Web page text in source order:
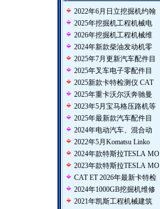
2022年6月日立挖掘机约翰
2025年挖掘机工程机械电
2026年挖掘机工程机械维
2024年新款柴油发动机零
2025年7月更新汽车配件目
2025年叉车电子零配件目
2025新款卡特检测仪 CAT
2025年重卡沃尔沃奔驰曼
2023年5月宝马格压路机等
2025年最新款汽车配件目
2024年电动汽车、混合动
2022年5月Komatsu Linko
2024年款特斯拉TESLA MO
2023年款特斯拉TESLA MO
CAT ET 2026年最新卡特检
2024年1000GB挖掘机维修
2021年凯斯工程机械建筑